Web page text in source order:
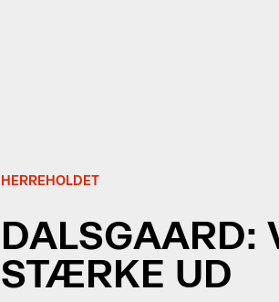
HERREHOLDET
DALSGAARD:
STÆRKE UD